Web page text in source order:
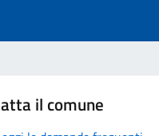
il comune